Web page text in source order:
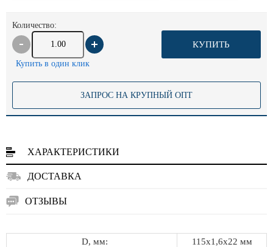
Количество:
КУПИТЬ
Купить в один клик
ЗАПРОС НА КРУПНЫЙ ОПТ
ХАРАКТЕРИСТИКИ
ДОСТАВКА
ОТЗЫВЫ
D, мм: 115х1,6х22 мм